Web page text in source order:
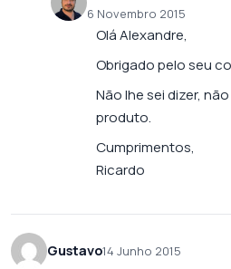
6 Novembro 2015
Olá Alexandre,
Obrigado pelo seu
Não lhe sei dizer,
produto.
Cumprimentos,
Ricardo
Gustavo14 Junho 2015